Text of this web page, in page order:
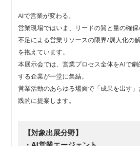
AIで営業が変わる。
営業現場ではいま、リードの質と量の確
不足による営業リソースの限界/属人化の
を抱えています。
本展示会では、営業プロセス全体をAIで
する企業が一堂に集結。
営業活動のあらゆる場面で「成果を出す
践的に提案します。
【対象出展分野】